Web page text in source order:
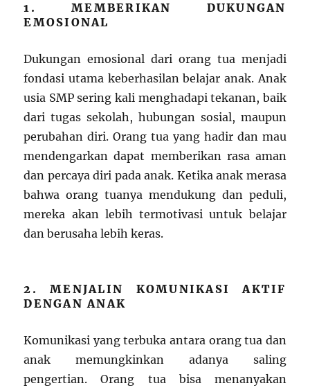
1. MEMBERIKAN DUKUNGAN
EMOSIONAL
Dukungan emosional dari orang tua menjadi
fondasi utama keberhasilan belajar anak. Anak
usia SMP sering kali menghadapi tekanan, baik
dari tugas sekolah, hubungan sosial, maupun
perubahan diri. Orang tua yang hadir dan mau
mendengarkan dapat memberikan rasa aman
dan percaya diri pada anak. Ketika anak merasa
bahwa orang tuanya mendukung dan peduli,
mereka akan lebih termotivasi untuk belajar
dan berusaha lebih keras.
2. MENJALIN KOMUNIKASI AKTIF
DENGAN ANAK
Komunikasi yang terbuka antara orang tua dan
anak memungkinkan adanya saling
pengertian. Orang tua bisa menanyakan